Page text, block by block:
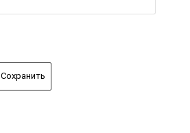
Сохранить